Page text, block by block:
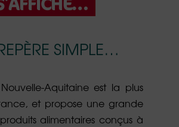
SIMPLE…
Aquitaine est la plus
et propose une grande
alimentaires conçus à